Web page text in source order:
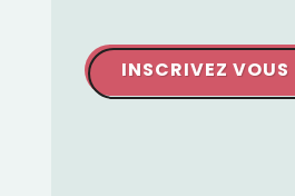
INSCRIVEZ VOUS